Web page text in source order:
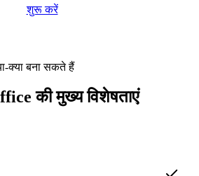
शुरू करें
की मुख्य विशेषताएं